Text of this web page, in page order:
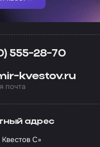
555-28-70
kvestov.ru
почта
адрес
С»